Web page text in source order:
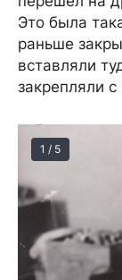
Это была
раньше
вставляли
закрепляли
1 / 5